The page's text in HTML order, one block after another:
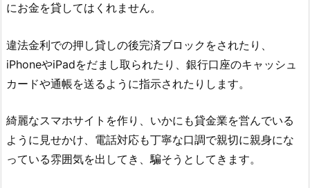
にお金を貸してはくれません。
違法金利での押し貸しの後完済ブロックをされたり、
iPhoneやiPadをだまし取られたり、銀行口座のキャッシュ
カードや通帳を送るように指示されたりします。
綺麗なスマホサイトを作り、いかにも貸金業を営んでいる
ように見せかけ、電話対応も丁寧な口調で親切に親身にな
っている雰囲気を出してき、騙そうとしてきます。